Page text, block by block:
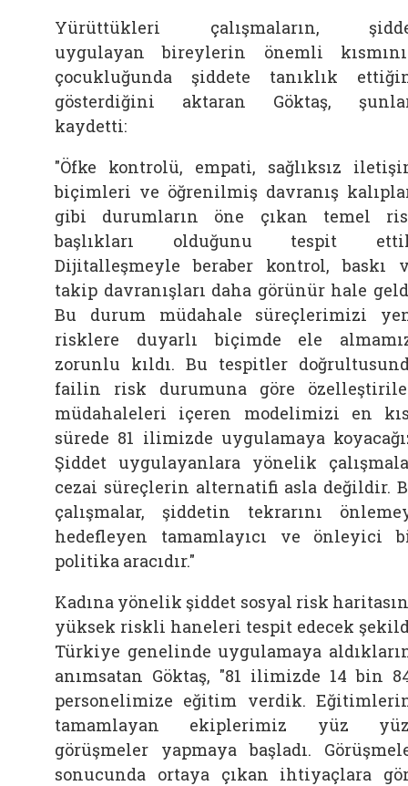
Yürüttükleri çalışmaların,
uygulayan bireylerin önemli
çocukluğunda şiddete tanıklık
gösterdiğini aktaran Göktaş,
kaydetti:
"Öfke kontrolü, empati, sağlıksız
biçimleri ve öğrenilmiş davranış
gibi durumların öne çıkan temel
başlıkları olduğunu tespit
Dijitalleşmeyle beraber kontrol, baskı
takip davranışları daha görünür hale
Bu durum müdahale süreçlerimizi
risklere duyarlı biçimde ele
zorunlu kıldı. Bu tespitler
failin risk durumuna göre
müdahaleleri içeren modelimizi en
sürede 81 ilimizde uygulamaya
Şiddet uygulayanlara yönelik
cezai süreçlerin alternatifi asla değildir.
çalışmalar, şiddetin tekrarını
hedefleyen tamamlayıcı ve önleyici
politika aracıdır."
Kadına yönelik şiddet sosyal risk
yüksek riskli haneleri tespit edecek
Türkiye genelinde uygulamaya
anımsatan Göktaş, "81 ilimizde 14 bin
personelimize eğitim verdik.
tamamlayan ekiplerimiz yüz
görüşmeler yapmaya başladı.
sonucunda ortaya çıkan ihtiyaçlara